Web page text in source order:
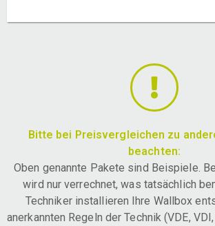
Bitte bei Preisvergleichen zu
beachten:
Oben genannte Pakete sind Beispiele.
wird nur verrechnet, was tatsächlich
Techniker installieren Ihre Wallbox
anerkannten Regeln der Technik (VDE,